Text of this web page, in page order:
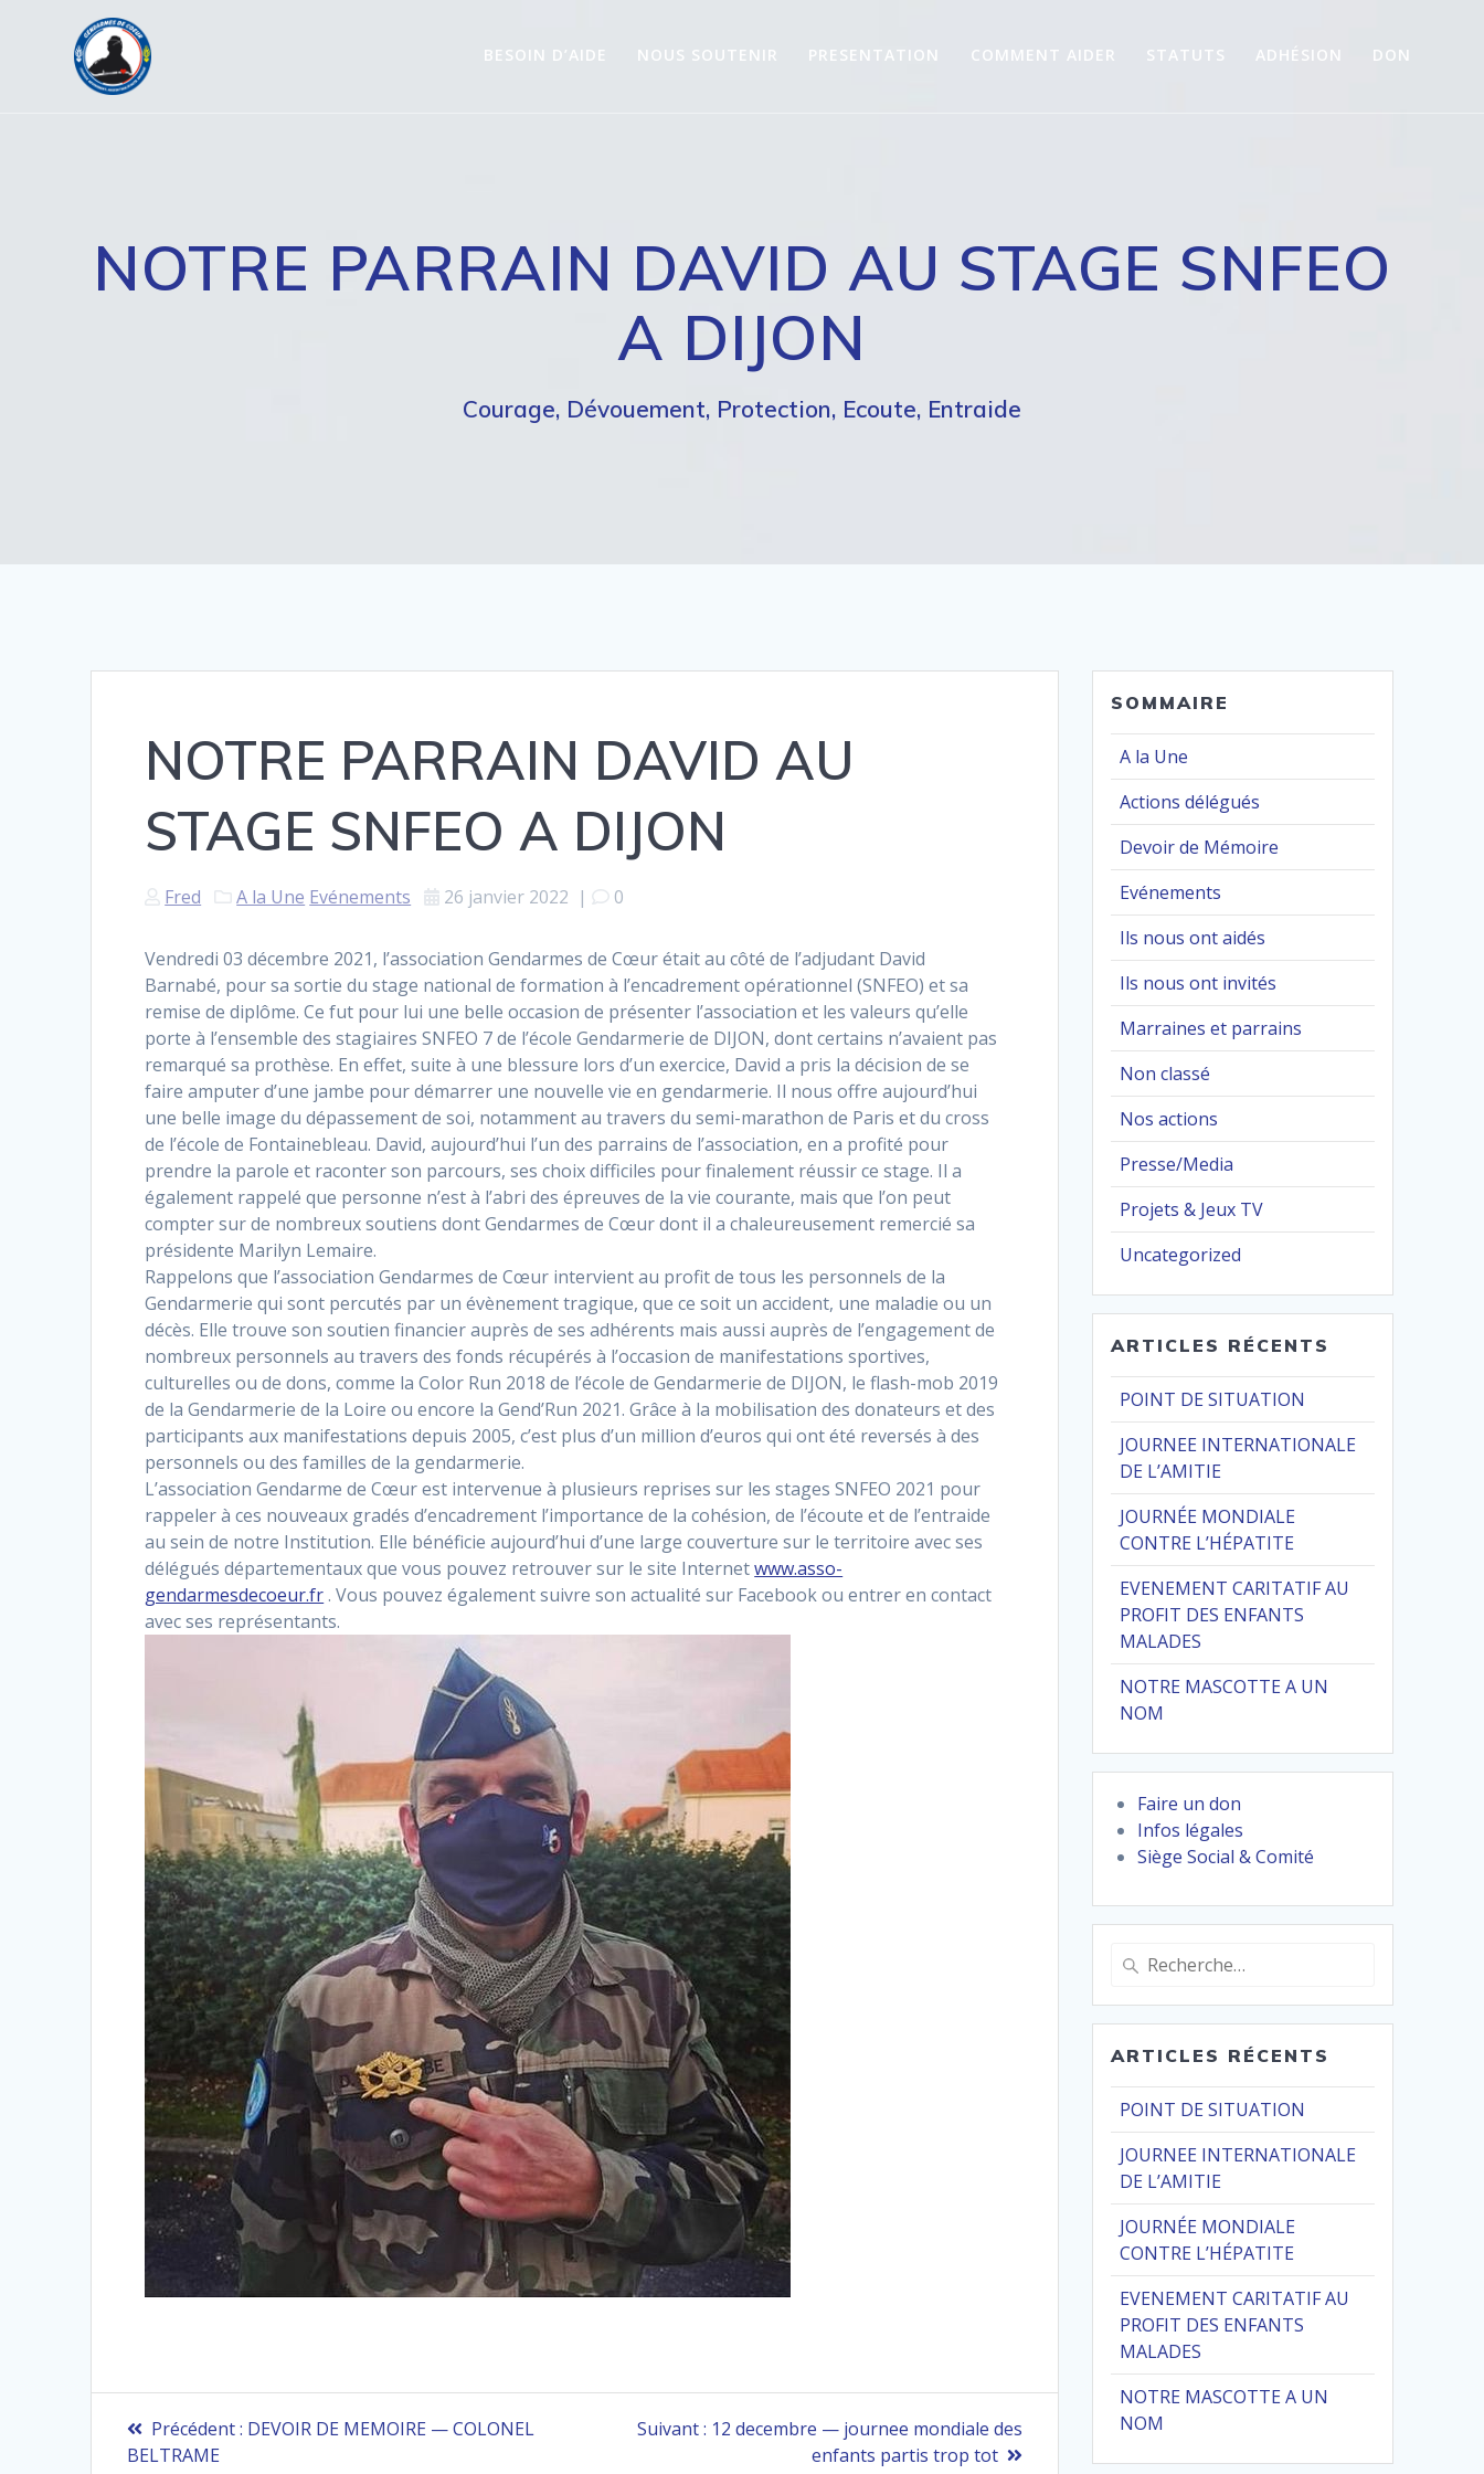
BESOIN D’AIDE NOUS SOUTENIR PRESENTATION COMMENT AIDER STATUTS ADHÉSION DON
NOTRE PARRAIN DAVID AU STAGE SNFEO
A DIJON
Courage, Dévouement, Protection, Ecoute, Entraide
NOTRE PARRAIN DAVID AU
STAGE SNFEO A DIJON
Fred A la Une Evénements 26 janvier 2022 | 0
Vendredi 03 décembre 2021, l’association Gendarmes de Cœur était au côté de l’adjudant David
Barnabé, pour sa sortie du stage national de formation à l’encadrement opérationnel (SNFEO) et sa
remise de diplôme. Ce fut pour lui une belle occasion de présenter l’association et les valeurs qu’elle
porte à l’ensemble des stagiaires SNFEO 7 de l’école Gendarmerie de DIJON, dont certains n’avaient pas
remarqué sa prothèse. En effet, suite à une blessure lors d’un exercice, David a pris la décision de se
faire amputer d’une jambe pour démarrer une nouvelle vie en gendarmerie. Il nous offre aujourd’hui
une belle image du dépassement de soi, notamment au travers du semi-marathon de Paris et du cross
de l’école de Fontainebleau. David, aujourd’hui l’un des parrains de l’association, en a profité pour
prendre la parole et raconter son parcours, ses choix difficiles pour finalement réussir ce stage. Il a
également rappelé que personne n’est à l’abri des épreuves de la vie courante, mais que l’on peut
compter sur de nombreux soutiens dont Gendarmes de Cœur dont il a chaleureusement remercié sa
présidente Marilyn Lemaire.
Rappelons que l’association Gendarmes de Cœur intervient au profit de tous les personnels de la
Gendarmerie qui sont percutés par un évènement tragique, que ce soit un accident, une maladie ou un
décès. Elle trouve son soutien financier auprès de ses adhérents mais aussi auprès de l’engagement de
nombreux personnels au travers des fonds récupérés à l’occasion de manifestations sportives,
culturelles ou de dons, comme la Color Run 2018 de l’école de Gendarmerie de DIJON, le flash-mob 2019
de la Gendarmerie de la Loire ou encore la Gend’Run 2021. Grâce à la mobilisation des donateurs et des
participants aux manifestations depuis 2005, c’est plus d’un million d’euros qui ont été reversés à des
personnels ou des familles de la gendarmerie.
L’association Gendarme de Cœur est intervenue à plusieurs reprises sur les stages SNFEO 2021 pour
rappeler à ces nouveaux gradés d’encadrement l’importance de la cohésion, de l’écoute et de l’entraide
au sein de notre Institution. Elle bénéficie aujourd’hui d’une large couverture sur le territoire avec ses
délégués départementaux que vous pouvez retrouver sur le site Internetwww.asso-
gendarmesdecoeur.fr. Vous pouvez également suivre son actualité sur Facebook ou entrer en contact
avec ses représentants.
Navigation
Précédent : Article
DEVOIR DE MEMOIRE — COLONEL
BELTRAME
Suivant : Article
12 decembre — journee mondiale des
enfants partis trop tot
SOMMAIRE
A la Une
Actions délégués
Devoir de Mémoire
Evénements
Ils nous ont aidés
Ils nous ont invités
Marraines et parrains
Non classé
Nos actions
Presse/Media
Projets & Jeux TV
Uncategorized
ARTICLES RÉCENTS
POINT DE SITUATION
JOURNEE INTERNATIONALE
DE L’AMITIE
JOURNÉE MONDIALE
CONTRE L’HÉPATITE
EVENEMENT CARITATIF AU
PROFIT DES ENFANTS
MALADES
NOTRE MASCOTTE A UN
NOM
Faire un don
Infos légales
Siège Social & Comité
Recherche
:
ARTICLES RÉCENTS
POINT DE SITUATION
JOURNEE INTERNATIONALE
DE L’AMITIE
JOURNÉE MONDIALE
CONTRE L’HÉPATITE
EVENEMENT CARITATIF AU
PROFIT DES ENFANTS
MALADES
NOTRE MASCOTTE A UN
NOM